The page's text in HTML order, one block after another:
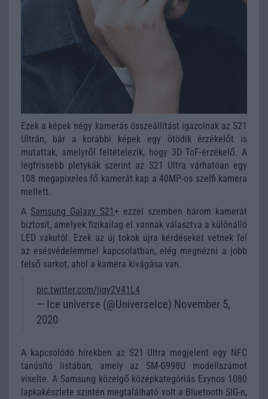
Ezek a képek négy kamerás összeállítást igazolnak az S21
Ultrán, bár a korábbi képek egy ötödik érzékelőt is
mutattak, amelyről feltételezik, hogy 3D ToF-érzékelő. A
legfrissebb pletykák szerint az S21 Ultra várhatóan egy
108 megapixeles fő kamerát kap a 40MP-os szelfi kamera
mellett.
A Samsung Galaxy S21 + ezzel szemben három kamerát
biztosít, amelyek fizikailag el vannak választva a különálló
LED vakutól. Ezek az új tokok újra kérdéseket vetnek fel
az esésvédelemmel kapcsolatban, elég megnézni a jobb
felső sarkot, ahol a kamera kivágása van.
pic.twitter.com/jiqy2V41L4
— Ice universe (@UniverseIce) November 5,
2020
A kapcsolódó hírekben az S21 Ultra megjelent egy NFC
tanúsító listában, amely az SM-G998U modellszámot
viselte. A Samsung közelgő középkategóriás Exynos 1080
lapkakészlete szintén megtalálható volt a Bluetooth SIG-n,